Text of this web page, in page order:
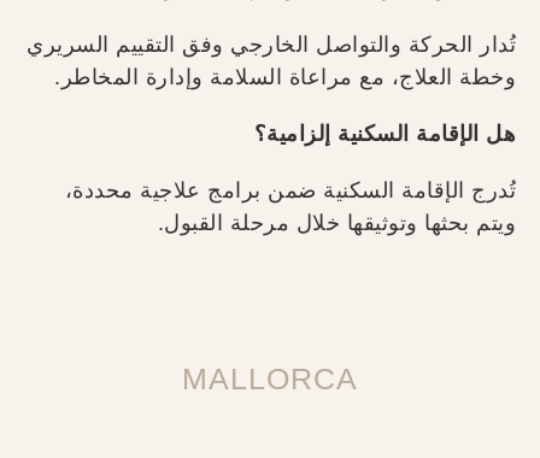
تُدار الحركة والتواصل الخارجي وفق التقييم السريري
وخطة العلاج، مع مراعاة السلامة وإدارة المخاطر.
هل الإقامة السكنية إلزامية؟
تُدرج الإقامة السكنية ضمن برامج علاجية محددة،
ويتم بحثها وتوثيقها خلال مرحلة القبول.
MALLORCA